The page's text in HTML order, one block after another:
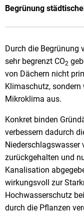
Begrünung
Durch die Begrünung
sehr begrenzt CO2
von Dächern nicht
Klimaschutz,
Mikroklima aus.
Konkret binden
verbessern dadurch
Niederschlagswasser
zurückgehalten und
Kanalisation
wirkungsvoll zur
Hochwasserschutz
durch die Pflanzen